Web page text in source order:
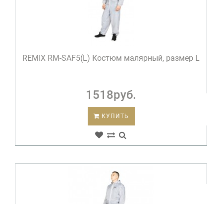
REMIX RM-SAF5(L) Костюм малярный, размер L
1518руб.
КУПИТЬ